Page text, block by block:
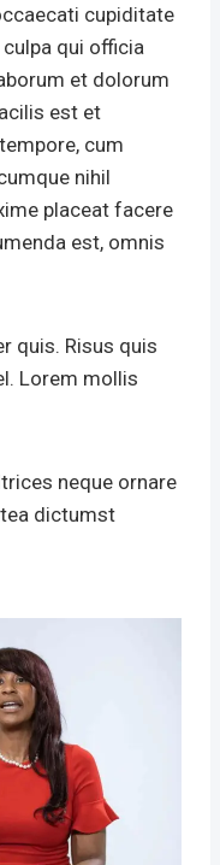
cupiditate
qui officia
et dolorum
est et
cum
nihil
placeat facere
est, omnis
quis. Risus quis
Lorem mollis
neque ornare
dictumst